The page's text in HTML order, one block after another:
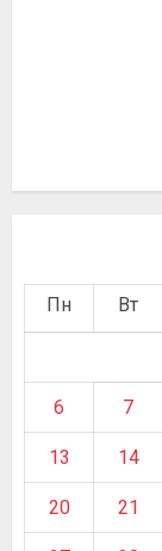
Пн Вт
6 7
13 14
20 21